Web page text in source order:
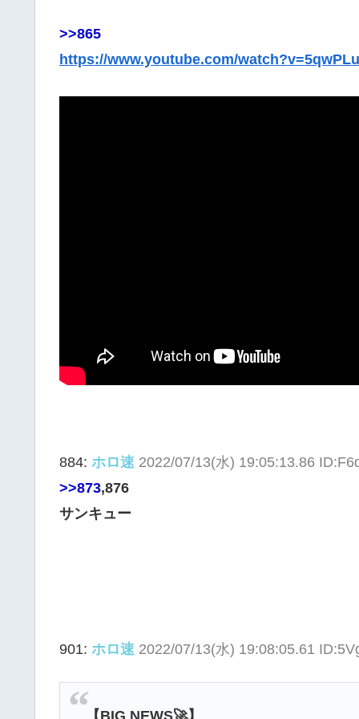
>>865
https://www.youtube.com/
884: ホロ速 2022/07/13(水) 19:05:13.86
>>873,876
サンキュー
901: ホロ速 2022/07/13(水) 19:08:05.61